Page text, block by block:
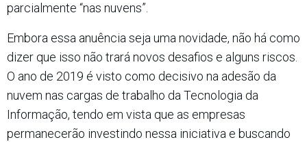
parcialmente “nas nuvens”.
Embora essa anuência seja uma novidade, não há como
dizer que isso não trará novos desafios e alguns riscos.
O ano de 2019 é visto como decisivo na adesão da
nuvem nas cargas de trabalho da Tecnologia da
Informação, tendo em vista que as empresas
permanecerão investindo nessa iniciativa e buscando